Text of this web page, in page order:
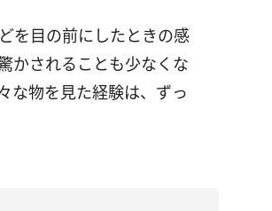
を目の前にしたときの感
かされることも少なくな
な物を見た経験は、ずっ